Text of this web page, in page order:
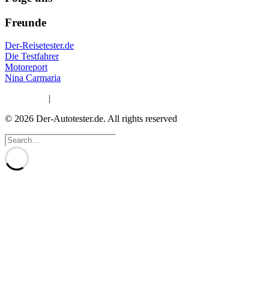
Freunde
Der-Reisetester.de
Die Testfahrer
Motoreport
Nina Carmaria
|
© 2026 Der-Autotester.de. All rights reserved